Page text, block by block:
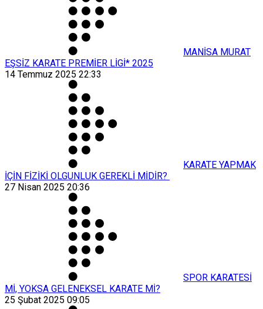
MANİSA MURAT
EŞSİZ KARATE PREMİER LİGİ* 2025
14 Temmuz 2025 22:33
KARATE YAPMAK
İÇİN FİZİKİ OLGUNLUK GEREKLİ MİDİR?
27 Nisan 2025 20:36
SPOR KARATESİ
Mİ, YOKSA GELENEKSEL KARATE Mİ?
25 Şubat 2025 09:05